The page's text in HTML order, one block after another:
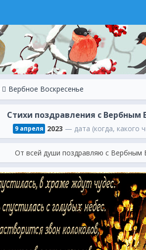
Вербное Воскресенье
Стихи поздравления с Вербным
9 апреля 2023 — дата (когда, какого
От всей души поздравляю с Вербным